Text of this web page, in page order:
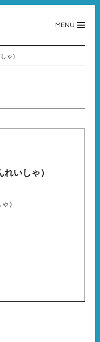
MENU
ゃ）
いしゃ）
）